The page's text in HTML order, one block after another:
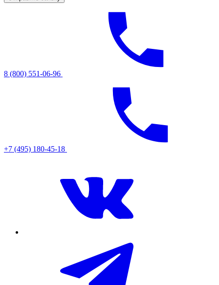
8 (800) 551-06-96
+7 (495) 180-45-18